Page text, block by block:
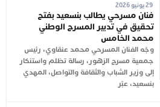
29 يونيو 2026
فنان مسرحي يطالب بنسعيد بفتح
تحقيق في تدبير المسرح الوطني
محمد الخامس
وجّه الفنان المسرحي محمد عنقاوي، رئيس
جمعية مسرح الزهور، رسالة تظلم واستنكار
إلى وزير الشباب والثقافة والتواصل، المهدي
بنسعيد، عبّر